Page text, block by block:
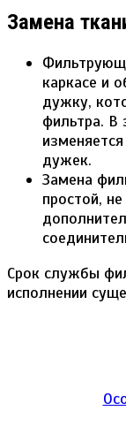
Замена
каркасе и
дужку,
фильтра. В
дужек.
Замена
простой,
Срок службы
исполнении